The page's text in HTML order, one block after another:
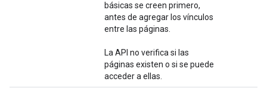
básicas se creen primero,
antes de agregar los vínculos
entre las páginas.
La API no verifica si las
páginas existen o si se puede
acceder a ellas.